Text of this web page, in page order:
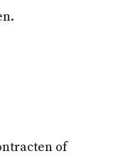
of